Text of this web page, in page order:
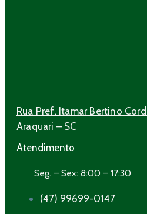
Rua Pref. Itamar Bertino
Araquari – SC
Atendimento
Seg. – Sex: 8:00 – 17:30
(47) 99699-0147